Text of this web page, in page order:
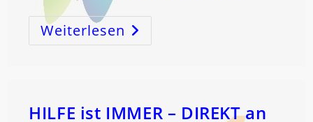
Weiterlesen CHRISTI
HIMMELFAHRT
Und
HILFE ist IMMER – DIREKT an